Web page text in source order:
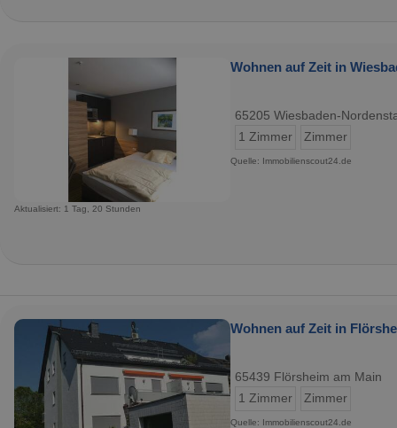
Wohnen auf Zeit in
65205 Wiesbaden-
1 Zimmer
Zimmer
Quelle: Immobilienscout24.de
Aktualisiert: 1 Tag, 20 Stunden
Wohnen auf Zeit in
65439 Flörsheim am Main
1 Zimmer
Zimmer
Quelle: Immobilienscout24.de